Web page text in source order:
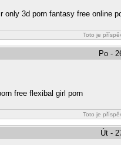
3d porn fantasy free online
Toto je
Po -
free flexibal girl porn
Toto je
Út -